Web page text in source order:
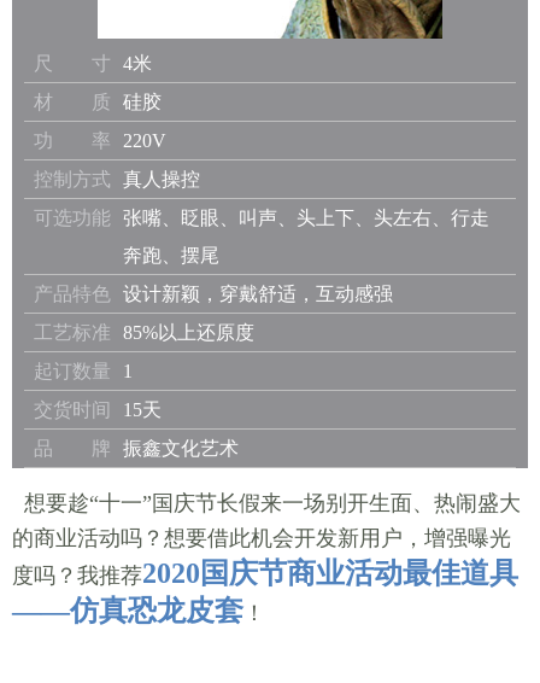
尺 寸
4米
材 质
硅胶
功 率
220V
控制方式
真人操控
可选功能
张嘴、眨眼、叫声、头上下、头左右、行走
奔跑、摆尾
产品特色
设计新颖，穿戴舒适，互动感强
工艺标准
85%以上还原度
起订数量
1
交货时间
15天
品 牌
振鑫文化艺术
想要趁“十一”国庆节长假来一场别开生面、热闹盛大
的商业活动吗？想要借此机会开发新用户，增强曝光
度吗？我推荐2020国庆节商业活动最佳道具
——仿真恐龙皮套！